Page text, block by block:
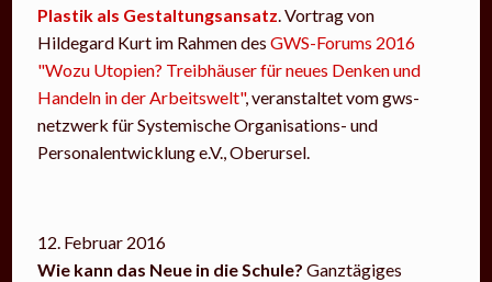
Plastik als Gestaltungsansatz . Vortrag von
Hildegard Kurt im Rahmen desGWS-Forums 2016
"Wozu Utopien? Treibhäuser für neues Denken und
Handeln in der Arbeitswelt", veranstaltet vom gws-
netzwerk für Systemische Organisations- und
Personalentwicklung e.V., Oberursel.
12. Februar 2016
Wie kann das Neue in die Schule? Ganztägiges